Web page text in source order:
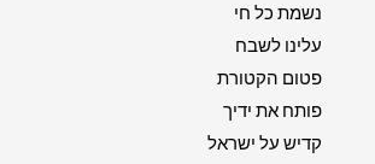
נשמת כל חי
עלינו לשבח
פטום הקטורת
פותח את ידיך
קדיש על ישראל